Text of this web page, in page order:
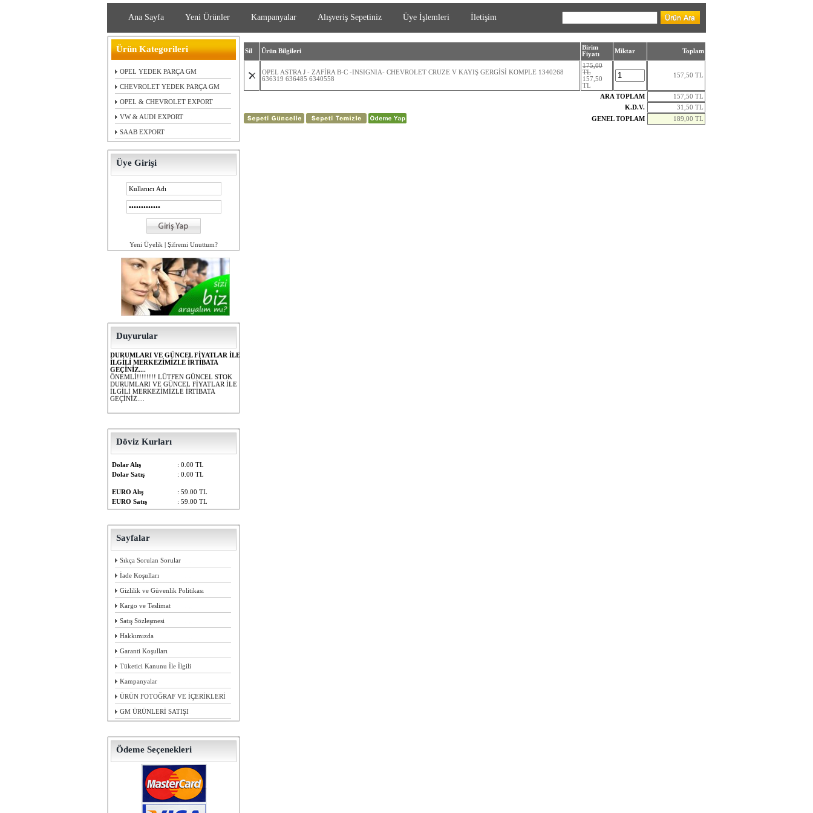
Ana Sayfa Yeni Ürünler Kampanyalar Alışveriş Sepetiniz Üye İşlemleri İletişim
Ürün Kategorileri
OPEL YEDEK PARÇA GM
CHEVROLET YEDEK PARÇA GM
OPEL & CHEVROLET EXPORT
VW & AUDI EXPORT
SAAB EXPORT
Üye Girişi
Yeni Üyelik | Şifremi Unuttum?
Duyurular
DURUMLARI VE GÜNCEL FİYATLAR İLE
İLGİLİ MERKEZİMİZLE İRTİBATA
GEÇİNİZ....
ÖNEMLİ!!!!!!!! LÜTFEN GÜNCEL STOK
DURUMLARI VE GÜNCEL FİYATLAR İLE
İLGİLİ MERKEZİMİZLE İRTİBATA
GEÇİNİZ....
Döviz Kurları
Dolar Alış
: 0.00 TL
Dolar Satış
: 0.00 TL
EURO Alış
: 59.00 TL
EURO Satış
: 59.00 TL
Sayfalar
Sıkça Sorulan Sorular
İade Koşulları
Gizlilik ve Güvenlik Politikası
Kargo ve Teslimat
Satış Sözleşmesi
Hakkımızda
Garanti Koşulları
Tüketici Kanunu İle İlgili
Kampanyalar
ÜRÜN FOTOĞRAF VE İÇERİKLERİ
GM ÜRÜNLERİ SATIŞI
Ödeme Seçenekleri
Sil Ürün Bilgileri
Birim
Fiyatı
Miktar Toplam
OPEL ASTRA J - ZAFİRA B-C -INSIGNIA- CHEVROLET CRUZE V KAYIŞ GERGİSİ KOMPLE 1340268
636319 636485 6340558
175,00
TL
157,50
TL
157,50 TL
ARA TOPLAM 157,50 TL
K.D.V. 31,50 TL
GENEL TOPLAM 189,00 TL